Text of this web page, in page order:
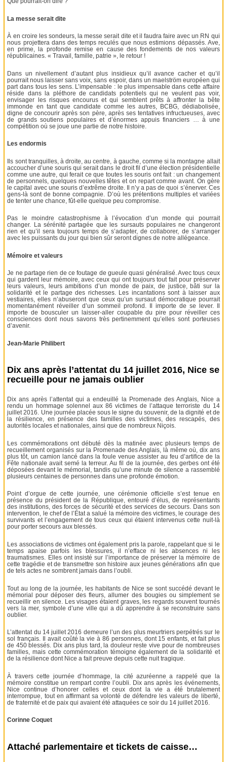
La messe serait dite
À en croire les sondeurs, la messe serait dite et il faudra faire avec un RN qui
nous projettera dans des temps reculés que nous estimions dépassés. Ave,
en prime, la profonde remise en cause des fondements de nos valeurs
républicaines. « Travail, famille, patrie », le retour !
Dans un nivellement d’autant plus insidieux qu’il avance cacher et qu’il
pourrait nous laisser sans voix, sans espoir, dans un maelström européen qui
part dans tous les sens. L’impensable : le plus impensable dans cette affaire
réside dans la pléthore de candidats potentiels qui ne veulent pas voir,
envisager les risques encourus et qui semblent prêts à affronter la bête
immonde en tant que candidate comme les autres, BCBG, dédiabolisée,
digne de concourir après son père, après ses tentatives infructueuses, avec
de grands soutiens populaires et d’énormes appuis financiers … à une
compétition où se joue une partie de notre histoire.
Les endormis
Ils sont tranquilles, à droite, au centre, à gauche, comme si la montagne allait
accoucher d’une souris qui serait dans le droit fil d’une élection présidentielle
comme une autre, qui ferait ce que toutes les souris ont fait : un changement
de personnels, quelques nouvelles têtes et on repart comme avant. On gère
le capital avec une souris d’extrême droite. Il n’y a pas de quoi s’énerver. Ces
gens-là sont de bonne compagnie. D’où les prétentions multiples et variées
de tenter une chance, fût-elle quelque peu compromise.
Pas le moindre catastrophisme à l’évocation d’un monde qui pourrait
changer. La sérénité partagée que les sursauts populaires ne changeront
rien et qu’il sera toujours temps de s’adapter, de collaborer, de s’arranger
avec les puissants du jour qui bien sûr seront dignes de notre allégeance.
Mémoire et valeurs
Je ne partage rien de ce foutage de gueule quasi généralisé. Avec tous ceux
qui gardent leur mémoire, avec ceux qui ont toujours tout fait pour préserver
leurs valeurs, leurs ambitions d’un monde de paix, de justice, bâti sur la
solidarité et le partage des richesses. Les incantations sont à laisser aux
vestiaires, elles n’abuseront que ceux qu’un sursaut démocratique pourrait
momentanément réveiller d’un sommeil profond. Il importe de se lever. Il
importe de bousculer un laisser-aller coupable du pire pour réveiller ces
consciences dont nous savons très pertinemment qu’elles sont porteuses
d’avenir.
Jean-Marie Philibert
Dix ans après l’attentat du 14 juillet 2016, Nice se
recueille pour ne jamais oublier
Dix ans après l’attentat qui a endeuillé la Promenade des Anglais, Nice a
rendu un hommage solennel aux 86 victimes de l’attaque terroriste du 14
juillet 2016. Une journée placée sous le signe du souvenir, de la dignité et de
la résilience, en présence des familles des victimes, des rescapés, des
autorités locales et nationales, ainsi que de nombreux Niçois.
Les commémorations ont débuté dès la matinée avec plusieurs temps de
recueillement organisés sur la Promenade des Anglais, là même où, dix ans
plus tôt, un camion lancé dans la foule venue assister au feu d’artifice de la
Fête nationale avait semé la terreur. Au fil de la journée, des gerbes ont été
déposées devant le mémorial, tandis qu’une minute de silence a rassemblé
plusieurs centaines de personnes dans une profonde émotion.
Point d’orgue de cette journée, une cérémonie officielle s’est tenue en
présence du président de la République, entouré d’élus, de représentants
des institutions, des forces de sécurité et des services de secours. Dans son
intervention, le chef de l’État a salué la mémoire des victimes, le courage des
survivants et l’engagement de tous ceux qui étaient intervenus cette nuit-là
pour porter secours aux blessés.
Les associations de victimes ont également pris la parole, rappelant que si le
temps apaise parfois les blessures, il n’efface ni les absences ni les
traumatismes. Elles ont insisté sur l’importance de préserver la mémoire de
cette tragédie et de transmettre son histoire aux jeunes générations afin que
de tels actes ne sombrent jamais dans l’oubli.
Tout au long de la journée, les habitants de Nice se sont succédé devant le
mémorial pour déposer des fleurs, allumer des bougies ou simplement se
recueillir en silence. Les visages étaient graves, les regards souvent tournés
vers la mer, symbole d’une ville qui a dû apprendre à se reconstruire sans
oublier.
L’attentat du 14 juillet 2016 demeure l’un des plus meurtriers perpétrés sur le
sol français. Il avait coûté la vie à 86 personnes, dont 15 enfants, et fait plus
de 450 blessés. Dix ans plus tard, la douleur reste vive pour de nombreuses
familles, mais cette commémoration témoigne également de la solidarité et
de la résilience dont Nice a fait preuve depuis cette nuit tragique.
À travers cette journée d’hommage, la cité azuréenne a rappelé que la
mémoire constitue un rempart contre l’oubli. Dix ans après les événements,
Nice continue d’honorer celles et ceux dont la vie a été brutalement
interrompue, tout en affirmant sa volonté de défendre les valeurs de liberté,
de fraternité et de paix qui avaient été attaquées ce soir du 14 juillet 2016.
Corinne Coquet
Attaché parlementaire et tickets de caisse…